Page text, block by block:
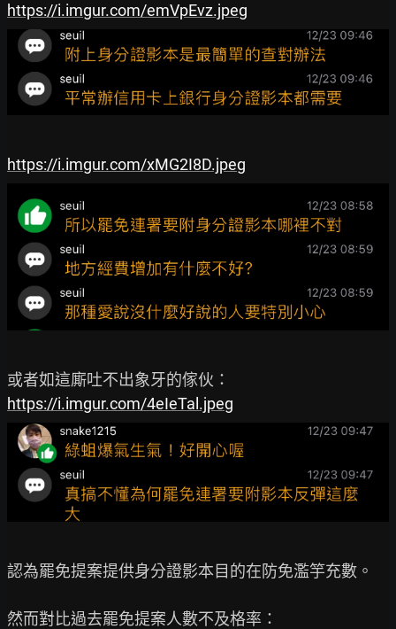
https://i.imgur.com/emVpEvz.jpeg
https://i.imgur.com/xMG2I8D.jpeg
https://i.imgur.com/4eIeTal.jpeg
認為罷免提案提供身分證影本目的在防免濫竽充數。
然而對比過去罷免提案人數不及格率：